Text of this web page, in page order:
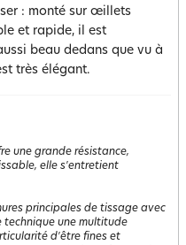
: monté sur œillets
et rapide, il est
beau dedans que vu à
très élégant.
une grande résistance,
elle s'entretient
principales de tissage avec
une multitude
d'être fines et